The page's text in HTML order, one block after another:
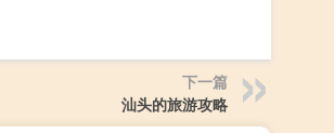
下一篇
汕头的旅游攻略